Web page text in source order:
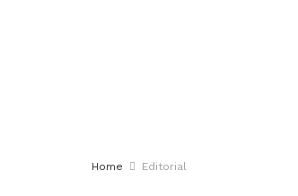
Home Editorial